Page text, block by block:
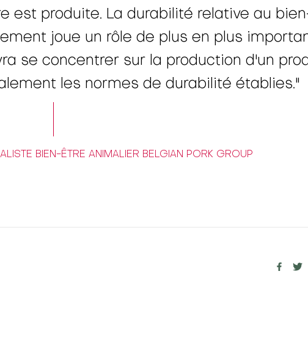
est produite. La durabilité relative au
joue un rôle de plus en plus
se concentrer sur la production d'un
les normes de durabilité établies."
BIEN-ÊTRE ANIMALIER BELGIAN PORK GROUP